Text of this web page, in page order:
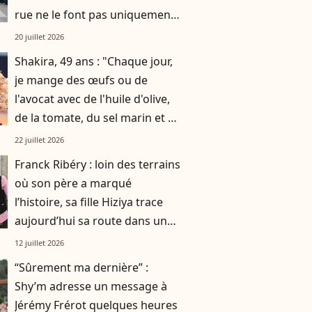
rue ne le font pas uniquement
par gratitude
20 juillet 2026
Shakira, 49 ans : "Chaque jour,
je mange des œufs ou de
l'avocat avec de l'huile d'olive,
de la tomate, du sel marin et un
smoothie"
22 juillet 2026
Franck Ribéry : loin des terrains
où son père a marqué
l’histoire, sa fille Hiziya trace
aujourd’hui sa route dans un
tout autre univers
12 juillet 2026
“Sûrement ma dernière” :
Shy’m adresse un message à
Jérémy Frérot quelques heures